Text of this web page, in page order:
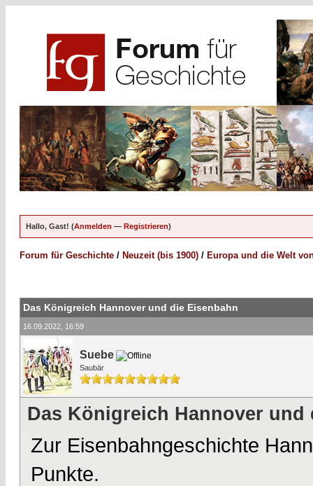
Hallo, Gast! (Anmelden — Registrieren)
Forum für Geschichte / Neuzeit (bis 1900) / Europa und die Welt
Das Königreich Hannover und die Eisenbahn
16.09.2022, 16:59
Suebe
Saubär
Das Königreich Hannover und
Zur Eisenbahngeschichte
Punkte.